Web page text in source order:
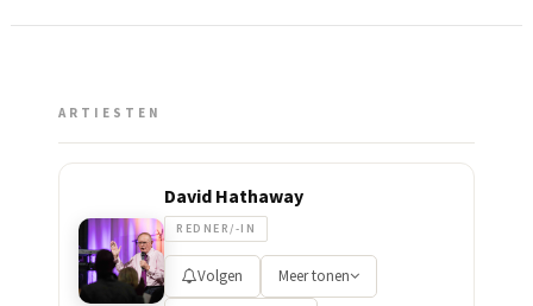
ARTIESTEN
David Hathaway
REDNER/-IN
Volgen Meer tonen